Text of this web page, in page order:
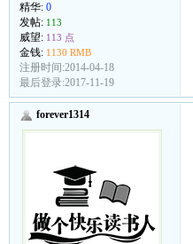
精华: 0
发帖: 113
威望: 113 点
金钱: 1130 RMB
注册时间:2014-04-18
最后登录:2017-11-19
forever1314